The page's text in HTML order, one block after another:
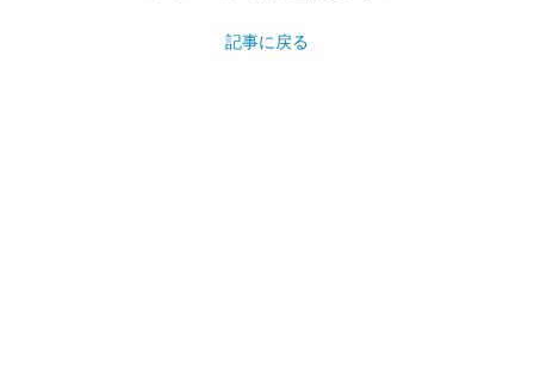
記事に戻る